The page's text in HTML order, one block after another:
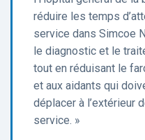
réduire les temps
service dans Simcoe
le diagnostic et le
tout en réduisant le
et aux aidants qui
déplacer à l’extérieur
service. »